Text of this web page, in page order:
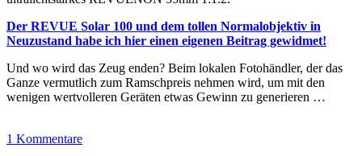
Der REVUE Solar 100 und dem tollen Normalobjektiv in
Neuzustand habe ich hier einen eigenen Beitrag gewidmet!
Und wo wird das Zeug enden? Beim lokalen Fotohändler, der das
Ganze vermutlich zum Ramschpreis nehmen wird, um mit den
wenigen wertvolleren Geräten etwas Gewinn zu generieren …
1 Kommentare